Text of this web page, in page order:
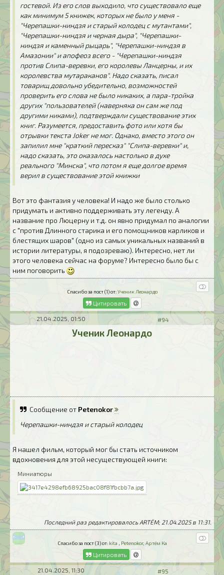
гостевой. Из его слов выходило, что существовало еще
как минимум 5 книжек, которых не было у меня -
"Черепашки-ниндзя и старый колодец с мутантами",
"Черепашки-ниндзя и черная дыра", "Черепашки-
ниндзя и каменный рыцарь", "Черепашки-ниндзя в
Амазонии" и апофеоз всего - "Черепашки-ниндзя
против Слипа-веревки, его королевы Ланцерны, и их
королевства мутараканов". Надо сказать, писал
товарищ довольно убедительно, возможностей
проверить его слова не было никаких, а пара-тройка
других "пользователей (наверняка он сам же под
другими никами), подтверждали существование этих
книг. Разумеется, предоставить фото или хотя бы
отрывки текста Joker не мог. Однако, вместо этого он
запилил мне "краткий пересказ" "Слипа-веревки" и,
надо сказать, это оказалось настолько в духе
реального "Минска", что потом я еще долгое время
верил в существование этой книжки
Вот это фантазия у человека! И надо же было столько
придумать и активно поддерживать эту легенду. А
название про Люцерну и т.д. он явно придумал по аналогии
с "против Длинного старика и его помощников карликов и
блестящих шаров" (одно из самых уникальных названий в
истории литературы, я подозреваю). Интересно, нет ли
этого человека сейчас на форуме? Интересно было бы с
ним поговорить
Спасибо за пост (1) от: Ученик Леонардо
Цитировать
21.04.2025, 01:50 #94
Ученик Леонардо
Сообщение от Petenokor
Черепашки-ниндзя и старый колодец
Я нашел фильм, который мог бы стать источником
вдохновения для этой несуществующей книги:
Миниатюры
Последний раз редактировалось ARTЁM; 21.04.2025 в 11:31.
Спасибо за пост (3) от: kita Petenokor, Артём Ка
Цитировать
21.04.2025, 11:30 #95